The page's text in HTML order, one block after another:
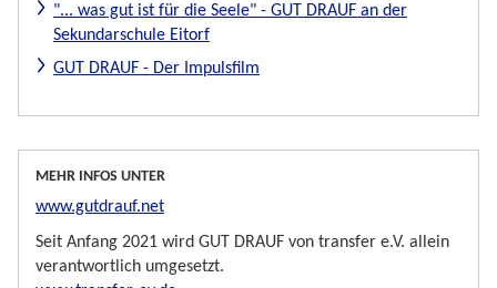
"... was gut ist für die Seele" - GUT DRAUF an der
Sekundarschule Eitorf
GUT DRAUF - Der Impulsfilm
MEHR INFOS UNTER
www.gutdrauf.net
Seit Anfang 2021 wird GUT DRAUF von transfer e.V. allein
verantwortlich umgesetzt.